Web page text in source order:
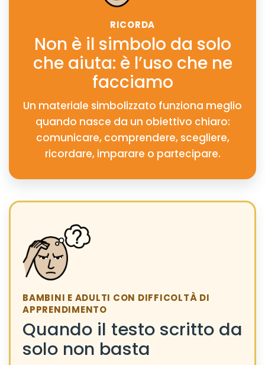
RICORDA
Non è il simbolo da solo
che aiuta: è l’uso che ne
facciamo
Un materiale simbolizzato funziona meglio
quando nasce da un obiettivo chiaro:
comunicare, comprendere, scegliere,
ricordare, imparare o partecipare.
BAMBINI E ADULTI CON DIFFICOLTÀ DI
APPRENDIMENTO
Quando il testo scritto da
solo non basta